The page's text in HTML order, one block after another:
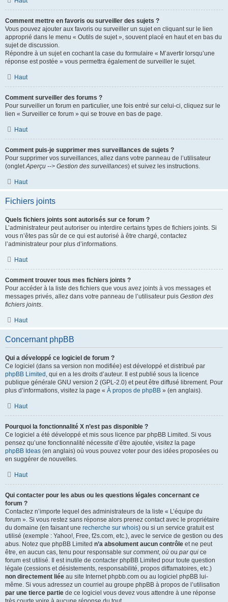
Comment mettre en favoris ou surveiller des sujets ?
Vous pouvez ajouter aux favoris ou surveiller un sujet en cliquant sur le lien
approprié dans le menu « Outils de sujet », souvent placé en haut et en bas du
sujet de discussion.
Répondre à un sujet en cochant la case du formulaire « M’avertir lorsqu’une
réponse est postée » vous permettra également de surveiller le sujet.
Haut
Comment surveiller des forums ?
Pour surveiller un forum en particulier, une fois entré sur celui-ci, cliquez sur le
lien « Surveiller ce forum » qui se trouve en bas de page.
Haut
Comment puis-je supprimer mes surveillances de sujets ?
Pour supprimer vos surveillances, allez dans votre panneau de l’utilisateur
(ongletAperçu --> Gestion des surveillances) et suivez les instructions.
Haut
Fichiers joints
Quels fichiers joints sont autorisés sur ce forum ?
L’administrateur peut autoriser ou interdire certains types de fichiers joints. Si
vous n’êtes pas sûr de ce qui est autorisé à être chargé, contactez
l’administrateur pour plus d’informations.
Haut
Comment trouver tous mes fichiers joints ?
Pour accéder à la liste des fichiers que vous avez joints à vos messages et
messages privés, allez dans votre panneau de l’utilisateur puis Gestion des
fichiers joints.
Haut
Concernant phpBB
Qui a développé ce logiciel de forum ?
Ce logiciel (dans sa version non modifiée) est développé et distribué par
phpBB Limited , qui en a les droits d’auteur. Il est publié sous la licence
publique générale GNU version 2 (GPL-2.0) et peut être diffusé librement. Pour
plus d’informations, visitez la page « À propos de phpBB » (en anglais).
Haut
Pourquoi la fonctionnalité X n’est pas disponible ?
Ce logiciel a été développé et mis sous licence par phpBB Limited. Si vous
pensez qu’une fonctionnalité nécessite d’être ajoutée, visitez la page
phpBB Ideas (en anglais) où vous pouvez voter pour des idées proposées ou
en suggérer de nouvelles.
Haut
Qui contacter pour les abus ou les questions légales concernant ce
forum ?
Contactez n’importe lequel des administrateurs de la liste « L’équipe du
forum ». Si vous restez sans réponse alors prenez contact avec le propriétaire
du domaine (en faisant une recherche sur whois) ou si un service gratuit est
utilisé (exemple : Yahoo!, Free, f2s.com, etc.), avec le service de gestion ou des
abus. Notez que phpBB Limited n’a absolument aucun contrôle et ne peut
être, en aucun cas, tenu pour responsable sur comment, où ou par qui ce
forum est utilisé. Il est inutile de contacter phpBB Limited pour toute question
légale (cessions et désistements, responsabilité, propos diffamatoires, etc.)
non directement liée au site Internet phpbb.com ou au logiciel phpBB lui-
même. Si vous adressez un courriel au groupe phpBB à propos de l’utilisation
par une tierce partie de ce logiciel vous devez vous attendre à une réponse